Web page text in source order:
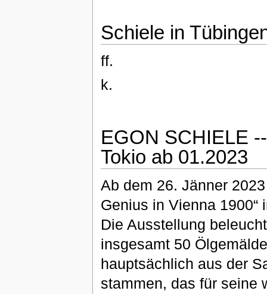
Schiele in
ff.
k.
EGON SCHIELE
Tokio ab 01.2023
Ab dem 26. Jänner
Genius in Vienna 1900“
Die Ausstellung
insgesamt 50
hauptsächlich aus der
stammen, das für seine